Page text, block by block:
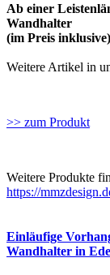
Ab einer
Wandhalter
(im Preis
Weitere Artikel in
>> zum Produkt
Weitere Produkte
https://
Einläufige
Wandhalter in